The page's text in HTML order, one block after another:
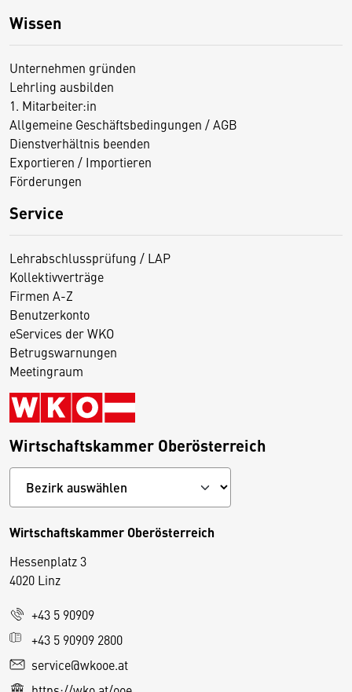
Wissen
Unternehmen gründen
Lehrling ausbilden
1. Mitarbeiter:in
Allgemeine Geschäftsbedingungen / AGB
Dienstverhältnis beenden
Exportieren / Importieren
Förderungen
Service
Lehrabschlussprüfung / LAP
Kollektivverträge
Firmen A-Z
Benutzerkonto
eServices der WKO
Betrugswarnungen
Meetingraum
Wirtschaftskammer Oberösterreich
Wirtschaftskammer Oberösterreich
Hessenplatz 3
4020 Linz
+43 5 90909
+43 5 90909 2800
service@wkooe.at
D
e